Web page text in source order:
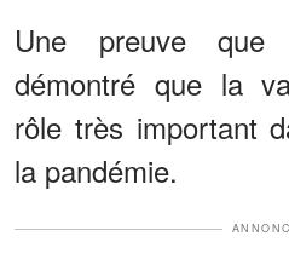
Une preuve
démontré que la
rôle très important
la pandémie.